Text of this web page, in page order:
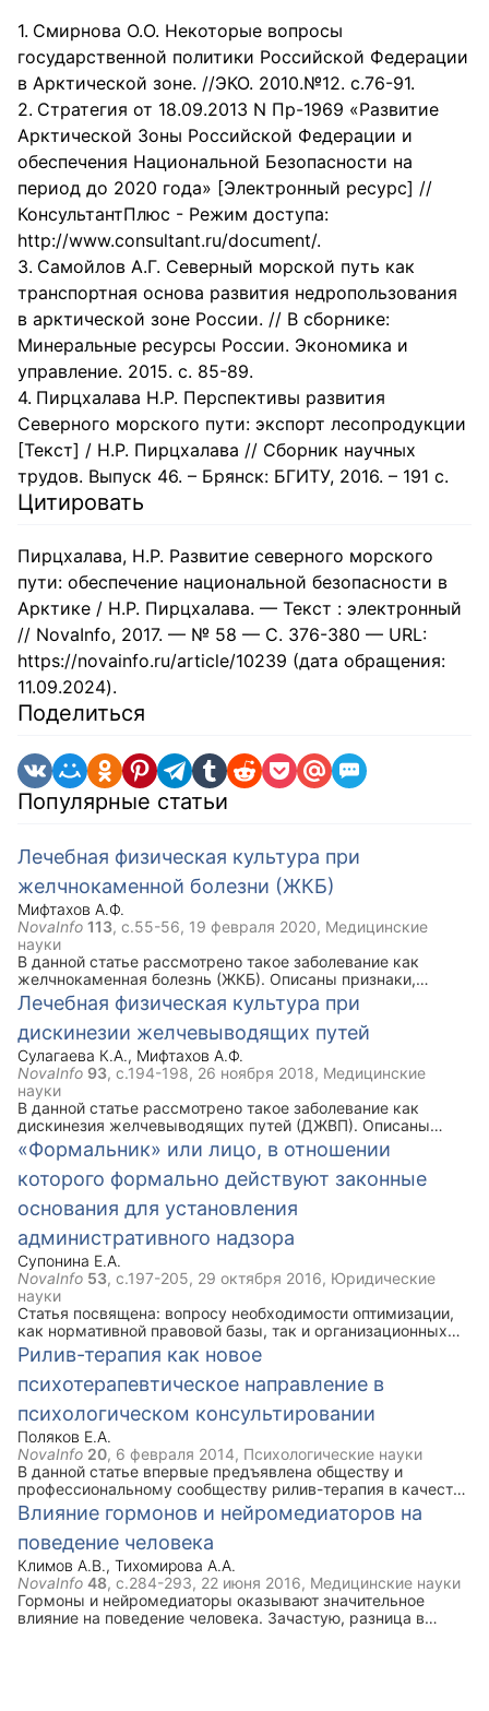
методики проведения мониторинга финансовых
показателей деятельности организации.
Смирнова О.О. Некоторые вопросы
государственной политики Российской Федерации
в Арктической зоне. //ЭКО. 2010.№12. с.76-91.
Стратегия от 18.09.2013 N Пр-1969 «Развитие
Арктической Зоны Российской Федерации и
обеспечения Национальной Безопасности на
период до 2020 года» [Электронный ресурс] //
КонсультантПлюс - Режим доступа:
http://www.consultant.ru/document/.
Самойлов А.Г. Северный морской путь как
транспортная основа развития недропользования
в арктической зоне России. // В сборнике:
Минеральные ресурсы России. Экономика и
управление. 2015. с. 85-89.
Пирцхалава Н.Р. Перспективы развития
Северного морского пути: экспорт лесопродукции
[Текст] / Н.Р. Пирцхалава // Сборник научных
трудов. Выпуск 46. – Брянск: БГИТУ, 2016. – 191 с.
Цитировать
Пирцхалава, Н.Р. Развитие северного морского
пути: обеспечение национальной безопасности в
Арктике / Н.Р. Пирцхалава. — Текст : электронный
// NovaInfo, 2017. — № 58 — С. 376-380 — URL:
https://novainfo.ru/article/10239 (дата обращения:
11.09.2024).
Поделиться
Популярные статьи
Лечебная физическая культура при
желчнокаменной болезни (ЖКБ)
Мифтахов А.Ф.
NovaInfo 113, с.55-56, 19 февраля 2020, Медицинские
науки
В данной статье рассмотрено такое заболевание как
желчнокаменная болезнь (ЖКБ). Описаны признаки,
симптомы, задачи ЛФК при данной болезни. Ключевым
моментом статьи является комплекс упражнений лечебной
физической культуры при ЖКБ, который рекомендован
наряду с медикаментозным лечением.
Лечебная физическая культура при
дискинезии желчевыводящих путей
Сулагаева К.А., Мифтахов А.Ф.
NovaInfo 93, с.194-198, 26 ноября 2018, Медицинские
науки
В данной статье рассмотрено такое заболевание как
дискинезия желчевыводящих путей (ДЖВП). Описаны
виды, признаки и симптомы данной болезни. Ключевым
моментом статьи является комплекс упражнений лечебной
физической культуры при ДЖВП, который рекомендован
наряду с медикаментозным лечением.
«Формальник» или лицо, в отношении
которого формально действуют законные
основания для установления
административного надзора
Супонина Е.А.
NovaInfo 53, с.197-205, 29 октября 2016, Юридические
науки
Статья посвящена: вопросу необходимости оптимизации,
как нормативной правовой базы, так и организационных
основ деятельности участковых уполномоченных полиции
(далее – УУП) по осуществлению административного
надзора за лицами, в отношении которых формально
действуют законные основания для установления за ними
административного надзора; проблемам, с которыми в
настоящее время сталкиваются УУП при осуществлении
административного надзора.
Рилив-терапия как новое
психотерапевтическое направление в
психологическом консультировании
Поляков Е.А.
NovaInfo 20, 6 февраля 2014, Психологические науки
В данной статье впервые предъявлена обществу и
профессиональному сообществу рилив-терапия в качестве
нового комплексного подхода, направления и метода
психотерапевтической теории, методологии, методики и
практики; приведено общее системное описание одной из
основополагающих практических психотехнологий и
психотехник рилив-терапии (метод «случайный попутчик»,
состоящий из ряда методических приёмов), раскрыта
процедура научно-экспериментальной апробации рилив-
терапии; выявлена актуальность и практическая
Влияние гормонов и нейромедиаторов на
поведение человека
Климов А.В., Тихомирова А.А.
NovaInfo 48, с.284-293, 22 июня 2016, Медицинские науки
Гормоны и нейромедиаторы оказывают значительное
влияние на поведение человека. Зачастую, разница в